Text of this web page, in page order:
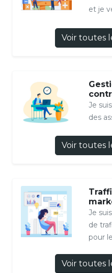
et je
Voir toutes
Je
des
Voir toutes
Je
de
pour
Voir toutes